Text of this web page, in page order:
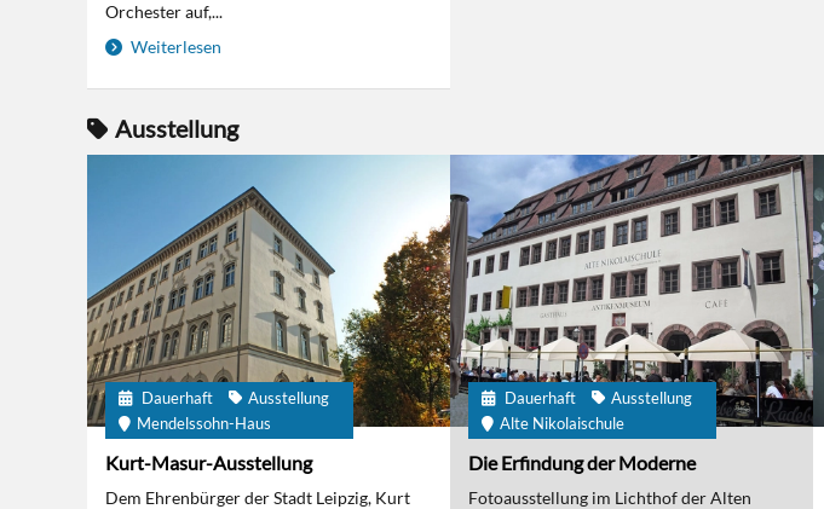
Orchester auf,...
Weiterlesen
Ausstellung
Dauerhaft
Ausstellung
Mendelssohn-Haus
Kurt-Masur-Ausstellung
Dem Ehrenbürger der Stadt Leipzig, Kurt
Dauerhaft
Ausstellung
Alte Nikolaischule
Die Erfindung der Moderne
Fotoausstellung im Lichthof der Alten